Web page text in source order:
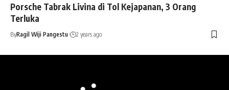
Porsche Tabrak Livina di Tol Kejapanan, 3 Orang
Terluka
ByRagil Wiji Pangestu 2 years ago